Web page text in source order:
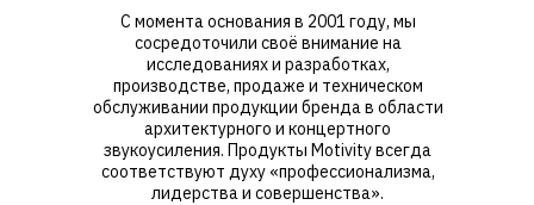
С момента основания в 2001 году, мы
сосредоточили своё внимание на
исследованиях и разработках,
производстве, продаже и техническом
обслуживании продукции бренда в области
архитектурного и концертного
звукоусиления. Продукты Motivity всегда
соответствуют духу «профессионализма,
лидерства и совершенства».